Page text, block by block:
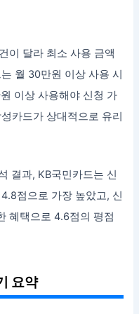
이 달라 최소 사용 금액
월 30만원 이상 사용 시
이상 사용해야 신청 가
카드가 상대적으로 유리
결과, KB국민카드는 신
점으로 가장 높았고, 신
혜택으로 4.6점의 평점
요약